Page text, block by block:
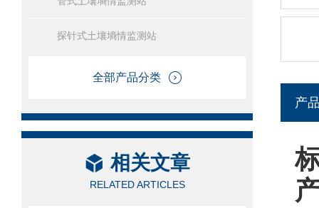
探针式土壤墒情监测站
全部产品分类
相关文章
RELATED ARTICLES
产